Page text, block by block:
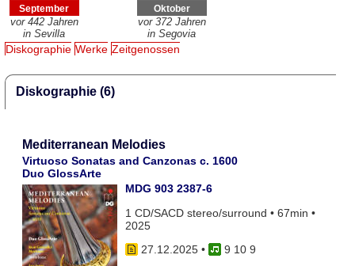
September
vor 442 Jahren
in Sevilla
Oktober
vor 372 Jahren
in Segovia
Diskographie Werke Zeitgenossen
Diskographie (6)
Mediterranean Melodies
Virtuoso Sonatas and Canzonas c. 1600
Duo GlossArte
MDG 903 2387-6
1 CD/SACD stereo/surround • 67min •
2025
27.12.2025•
9 10 9